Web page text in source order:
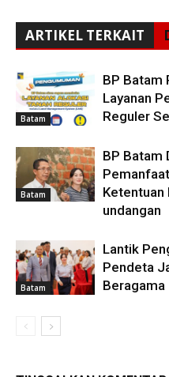
ARTIKEL TERKAIT
Batam
BP Batam
Layanan
Reguler
Batam
BP Batam
Ketentuan
undangan
Batam
Lantik
Pendeta
Beragama